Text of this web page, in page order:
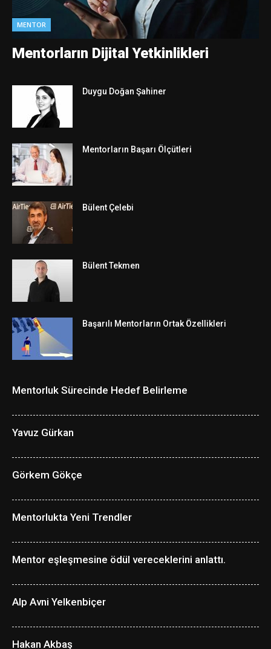
MENTOR
Mentorların Dijital Yetkinlikleri
Duygu Doğan Şahiner
Mentorların Başarı Ölçütleri
Bülent Çelebi
Bülent Tekmen
Başarılı Mentorların Ortak Özellikleri
Mentorluk Sürecinde Hedef Belirleme
Yavuz Gürkan
Görkem Gökçe
Mentorlukta Yeni Trendler
Mentor eşleşmesine ödül vereceklerini anlattı.
Alp Avni Yelkenbiçer
Hakan Akbaş